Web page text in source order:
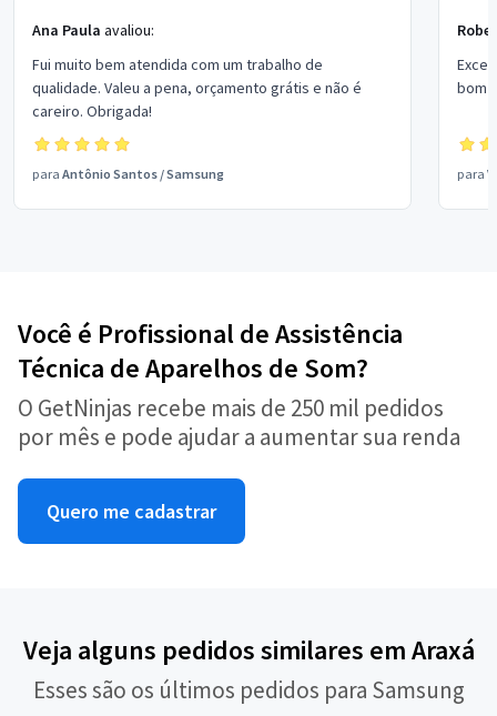
Ana Paula avaliou:
Fui muito bem atendida com um trabalho de
qualidade. Valeu a pena, orçamento grátis e não é
careiro. Obrigada!
para Antônio Santos /Samsung
bom
para
Você é Profissional de Assistência
Técnica de Aparelhos de Som?
O GetNinjas recebe mais de 250 mil pedidos
por mês e pode ajudar a aumentar sua renda
Quero me cadastrar
Veja alguns pedidos similares em Araxá
Esses são os últimos pedidos para Samsung